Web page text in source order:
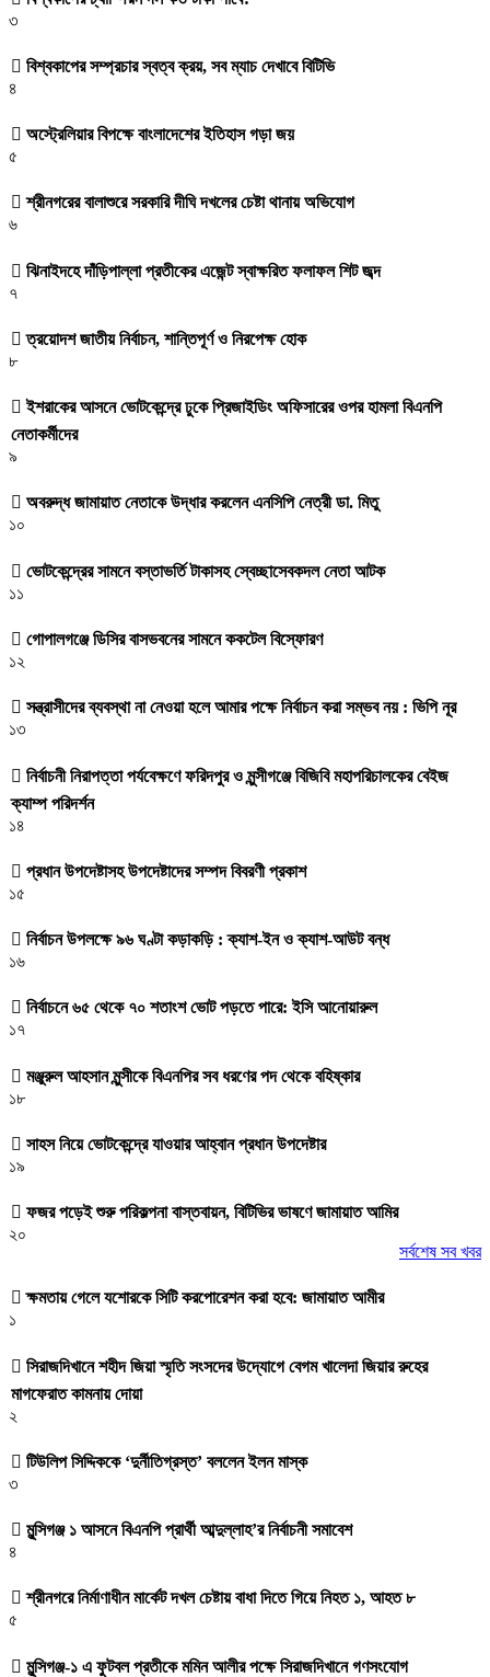
৩
বিশ্বকাপের সম্প্রচার স্বত্ব ক্রয়, সব ম্যাচ দেখাবে বিটিভি
৪
অস্ট্রেলিয়ার বিপক্ষে বাংলাদেশের ইতিহাস গড়া জয়
৫
শ্রীনগরের বালাশুরে সরকারি দীঘি দখলের চেষ্টা থানায় অভিযোগ
৬
ঝিনাইদহে দাঁড়িপাল্লা প্রতীকের এজেন্ট স্বাক্ষরিত ফলাফল শিট জব্দ
৭
ত্রয়োদশ জাতীয় নির্বাচন, শান্তিপূর্ণ ও নিরপেক্ষ হোক
৮
ইশরাকের আসনে ভোটকেন্দ্রে ঢুকে প্রিজাইডিং অফিসারের ওপর হামলা বিএনপি
নেতাকর্মীদের
৯
অবরুদ্ধ জামায়াত নেতাকে উদ্ধার করলেন এনসিপি নেত্রী ডা. মিতু
১০
ভোটকেন্দ্রের সামনে বস্তাভর্তি টাকাসহ স্বেচ্ছাসেবকদল নেতা আটক
১১
গোপালগঞ্জে ডিসির বাসভবনের সামনে ককটেল বিস্ফোরণ
১২
সন্ত্রাসীদের ব্যবস্থা না নেওয়া হলে আমার পক্ষে নির্বাচন করা সম্ভব নয় : ভিপি নূর
১৩
নির্বাচনী নিরাপত্তা পর্যবেক্ষণে ফরিদপুর ও মুন্সীগঞ্জে বিজিবি মহাপরিচালকের বেইজ
ক্যাম্প পরিদর্শন
১৪
প্রধান উপদেষ্টাসহ উপদেষ্টাদের সম্পদ বিবরণী প্রকাশ
১৫
নির্বাচন উপলক্ষে ৯৬ ঘণ্টা কড়াকড়ি : ক্যাশ-ইন ও ক্যাশ-আউট বন্ধ
১৬
নির্বাচনে ৬৫ থেকে ৭০ শতাংশ ভোট পড়তে পারে: ইসি আনোয়ারুল
১৭
মঞ্জুরুল আহসান মুন্সীকে বিএনপির সব ধরণের পদ থেকে বহিষ্কার
১৮
সাহস নিয়ে ভোটকেন্দ্রে যাওয়ার আহ্বান প্রধান উপদেষ্টার
১৯
ফজর পড়েই শুরু পরিকল্পনা বাস্তবায়ন, বিটিভির ভাষণে জামায়াত আমির
২০
সর্বশেষ সব খবর
ক্ষমতায় গেলে যশোরকে সিটি করপোরেশন করা হবে: জামায়াত আমীর
১
সিরাজদিখানে শহীদ জিয়া স্মৃতি সংসদের উদ্যোগে বেগম খালেদা জিয়ার রুহের
মাগফেরাত কামনায় দোয়া
২
টিউলিপ সিদ্দিককে ‘দুর্নীতিগ্রস্ত’ বললেন ইলন মাস্ক
৩
মুন্সিগঞ্জ ১ আসনে বিএনপি প্রার্থী আব্দুল্লাহ’র নির্বাচনী সমাবেশ
৪
শ্রীনগরে নির্মাণাধীন মার্কেট দখল চেষ্টায় বাধা দিতে গিয়ে নিহত ১, আহত ৮
৫
মুন্সিগঞ্জ-১ এ ফুটবল প্রতীকে মমিন আলীর পক্ষে সিরাজদিখানে গণসংযোগ